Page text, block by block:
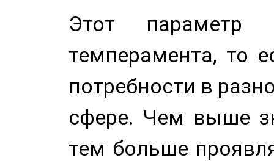
Этот параметр
темперамента, то
потребности в
сфере. Чем выше
тем больше